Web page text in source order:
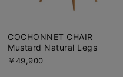
COCHONNET CHAIR
Mustard Natural Legs
￥49,900